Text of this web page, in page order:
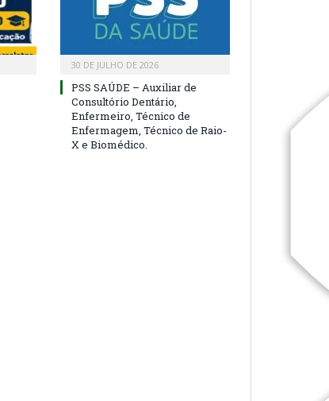
30 DE JULHO DE 2026
PSS SAÚDE – Auxiliar de
Consultório Dentário,
Enfermeiro, Técnico de
Enfermagem, Técnico de Raio-
X e Biomédico.